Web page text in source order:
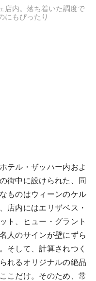
店内。落ち着いた調度で
にもぴったり
テル・ザッハー内およ
街中に設けられた、同
ものはウィーンのケル
店内にはエリザベス・
ト、ヒュー・グラント
人のサインが壁にずら
そして、計算されつく
れるオリジナルの絶品
こだけ。そのため、常